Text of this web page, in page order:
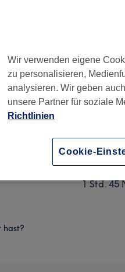
, 10247
1 Std.
Glow
1 Std. 45
hast?
Wir verwenden eigene
zu personalisieren,
analysieren. Wir geben
unsere Partner für soziale
Richtlinien
Cookie-